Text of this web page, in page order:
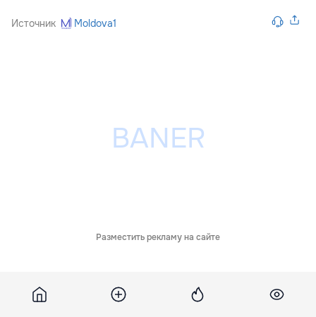
Источник Moldova1
Разместить рекламу на сайте
Обсуждения 12